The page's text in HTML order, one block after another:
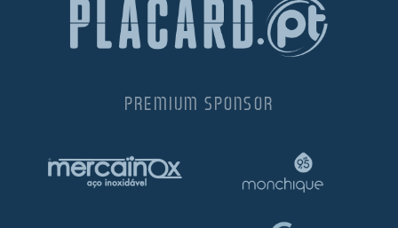
PREMIUM SPONSOR